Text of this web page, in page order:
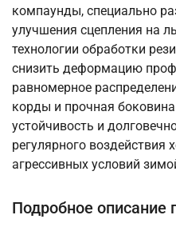
компаунды, специально
улучшения сцепления на
технологии обработки
снизить деформацию
равномерное
корды и прочная
устойчивость и
регулярного воздействия
агрессивных условий
Подробное описание